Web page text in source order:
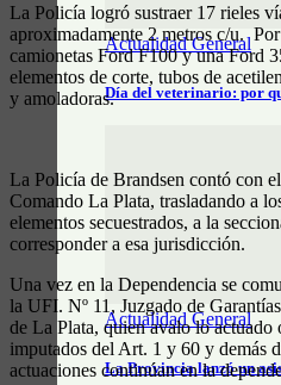
Actualidad General
Día del veterinario: por
Actualidad General
La Provincia lanzó un
La Policía logró sustraer 17 rieles
aproximadamente 2 metros c/u.
camionetas Ford F100 y una Ford
elementos de corte, tubos de
y amoladoras.
La Policía de Brandsen contó con
Comando La Plata, trasladando a
elementos secuestrados, a la
corresponder a esa jurisdicción.
Una vez en la Dependencia se
la UFI. Nº 11, Juzgado de
de La Plata, quien avalo lo actuado
imputados del Art. 1 y 60 y demás
actuaciones continúan en la